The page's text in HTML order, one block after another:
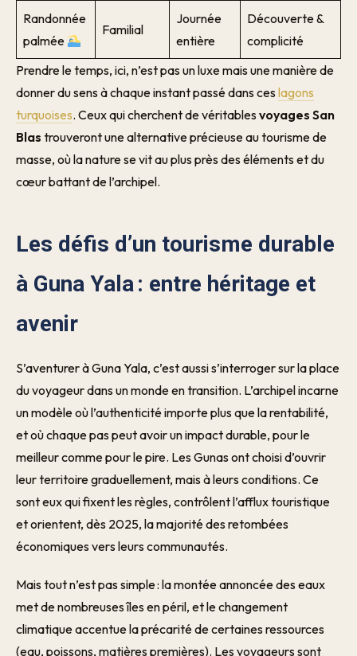
Randonnée
palmée
Familial
Journée
entière
Découverte &
complicité
Prendre le temps, ici, n’est pas un luxe mais une manière de
donner du sens à chaque instant passé dans ces lagons
turquoises. Ceux qui cherchent de véritables voyages San
Blas trouveront une alternative précieuse au tourisme de
masse, où la nature se vit au plus près des éléments et du
cœur battant de l’archipel.
Les défis d’un tourisme durable
à Guna Yala : entre héritage et
avenir
S’aventurer à Guna Yala, c’est aussi s’interroger sur la place
du voyageur dans un monde en transition. L’archipel incarne
un modèle où l’authenticité importe plus que la rentabilité,
et où chaque pas peut avoir un impact durable, pour le
meilleur comme pour le pire. Les Gunas ont choisi d’ouvrir
leur territoire graduellement, mais à leurs conditions. Ce
sont eux qui fixent les règles, contrôlent l’afflux touristique
et orientent, dès 2025, la majorité des retombées
économiques vers leurs communautés.
Mais tout n’est pas simple : la montée annoncée des eaux
met de nombreuses îles en péril, et le changement
climatique accentue la précarité de certaines ressources
(eau, poissons, matières premières). Les voyageurs sont